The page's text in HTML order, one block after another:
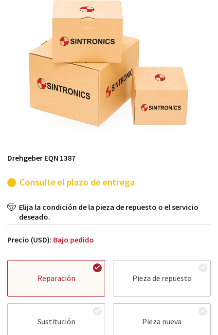
módulos antiguos a un alto nivel técnico o sustitución
de módulos descontinuados por módulos del propio
Drehgeber EQN 1387
Consulte el plazo de entrega
Elija la condición de la pieza de repuesto o el servicio
deseado.
Precio (USD): Bajo pedido
Reparación Pieza de repuesto
Sustitución Pieza nueva